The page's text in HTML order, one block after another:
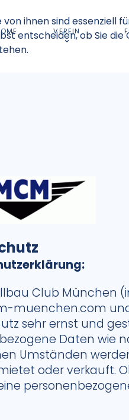
VEREIN
Club München
muenchen.com
sehr ernst und
Daten wie
Umständen
oder verkauft.
ihnen sind
entscheiden, ob Sie